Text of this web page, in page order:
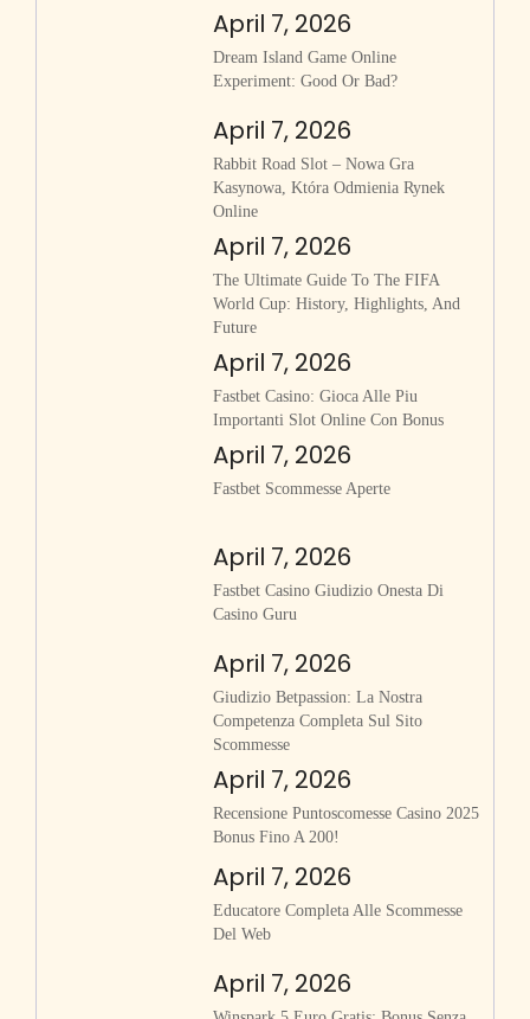
April 7, 2026
Dream Island Game Online
Experiment: Good Or Bad?
April 7, 2026
Rabbit Road Slot – Nowa Gra
Kasynowa, Która Odmienia Rynek
Online
April 7, 2026
The Ultimate Guide To The FIFA
World Cup: History, Highlights, And
Future
April 7, 2026
Fastbet Casino: Gioca Alle Piu
Importanti Slot Online Con Bonus
April 7, 2026
Fastbet Scommesse Aperte
April 7, 2026
Fastbet Casino Giudizio Onesta Di
Casino Guru
April 7, 2026
Giudizio Betpassion: La Nostra
Competenza Completa Sul Sito
Scommesse
April 7, 2026
Recensione Puntoscomesse Casino 2025
Bonus Fino A 200!
April 7, 2026
Educatore Completa Alle Scommesse
Del Web
April 7, 2026